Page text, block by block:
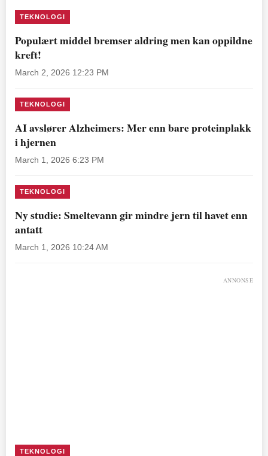
TEKNOLOGI
Populært middel bremser aldring men kan oppildne
kreft!
March 2, 2026 12:23 PM
TEKNOLOGI
AI avslører Alzheimers: Mer enn bare proteinplakk
i hjernen
March 1, 2026 6:23 PM
TEKNOLOGI
Ny studie: Smeltevann gir mindre jern til havet enn
antatt
March 1, 2026 10:24 AM
ANNONSE
TEKNOLOGI